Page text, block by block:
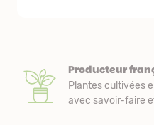
Producteur
Plantes cultivées
avec savoir-faire